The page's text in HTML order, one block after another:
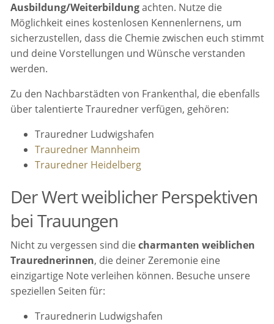
Ausbildung/Weiterbildungachten. Nutze die
Möglichkeit eines kostenlosen Kennenlernens, um
sicherzustellen, dass die Chemie zwischen euch stimmt
und deine Vorstellungen und Wünsche verstanden
werden.
Zu den Nachbarstädten von Frankenthal, die ebenfalls
über talentierte Trauredner verfügen, gehören:
Trauredner Ludwigshafen
Trauredner Mannheim
Trauredner Heidelberg
Der Wert weiblicher Perspektiven
bei Trauungen
Nicht zu vergessen sind diecharmanten weiblichen
Traurednerinnen, die deiner Zeremonie eine
einzigartige Note verleihen können. Besuche unsere
speziellen Seiten für:
Traurednerin Ludwigshafen